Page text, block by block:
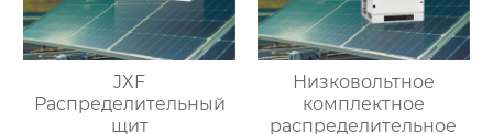
JXF
Распределительный
щит
Низковольтное
комплектное
распределительное